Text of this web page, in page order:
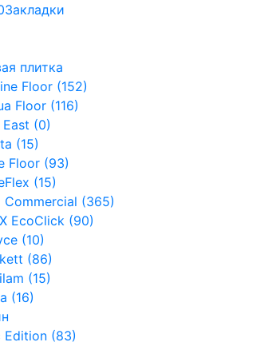
Закладки
плитка
Floor (152)
Floor (116)
(0)
(15)
Floor (93)
(15)
Commercial (365)
EcoClick (90)
(10)
(86)
(15)
(16)
Edition (83)